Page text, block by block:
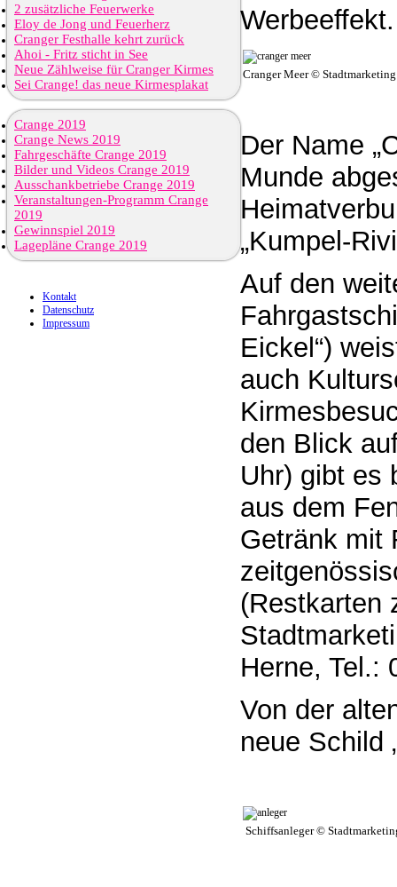
Werbeeffekt.
Cranger Meer ©
Der Name
Munde
„Kumpel-
Auf den
Eickel“)
auch
den Blick
Uhr) gibt es
aus dem
Getränk mit
(Restkarten
Herne, Tel.:
Von der
neue Schild
Schiffsanleger ©
2 zusätzliche Feuerwerke
Eloy de Jong und Feuerherz
Cranger Festhalle kehrt zurück
Ahoi - Fritz sticht in See
Neue Zählweise für Cranger Kirmes
Sei Crange! das neue Kirmesplakat
Crange 2019
Crange News 2019
Fahrgeschäfte Crange 2019
Bilder und Videos Crange 2019
Ausschankbetriebe Crange 2019
Veranstaltungen-Programm Crange
2019
Gewinnspiel 2019
Lagepläne Crange 2019
Kontakt
Datenschutz
Impressum